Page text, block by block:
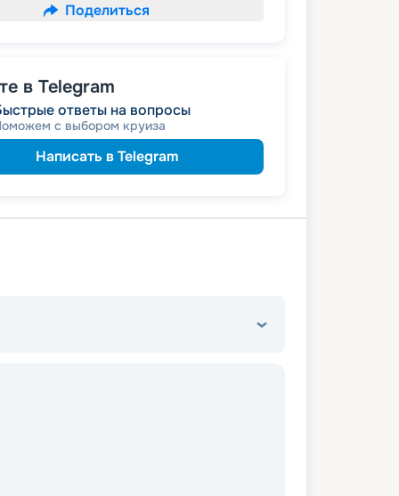
Поделиться
в Telegram
ответы на вопросы
с выбором круиза
Написать в Telegram